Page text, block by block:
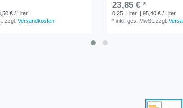
€ / Liter
zzgl.Versandkosten
23,85 € *
0.25 Liter
| 95,40 € / Liter
*inkl. ges. MwSt. zzgl.